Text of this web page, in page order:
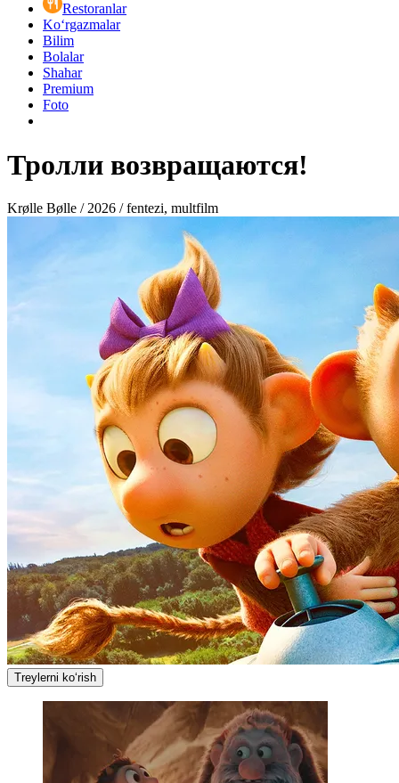
Restoranlar
Ko‘rgazmalar
Bilim
Bolalar
Shahar
Premium
Foto
Тролли возвращаются!
Krølle Bølle / 2026 / fentezi, multfilm
Treylerni ko‘rish